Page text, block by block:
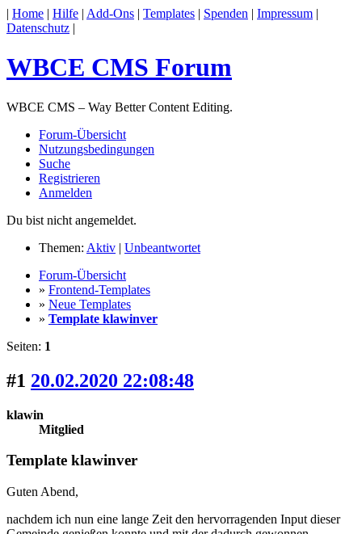
| Home | Hilfe | Add-Ons | Templates | Spenden | Impressum |
Datenschutz |
WBCE CMS Forum
WBCE CMS – Way Better Content Editing.
Forum-Übersicht
Nutzungsbedingungen
Suche
Registrieren
Anmelden
Du bist nicht angemeldet.
Themen: Aktiv | Unbeantwortet
Forum-Übersicht
» Frontend-Templates
» Neue Templates
» Template klawinver
Seiten: 1
#1 20.02.2020 22:08:48
klawin
Mitglied
Template klawinver
Guten Abend,
nachdem ich nun eine lange Zeit den hervorragenden Input dieser